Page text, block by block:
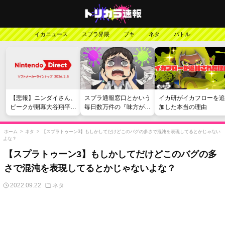
イカニュース スプラ界隈 ブキ ネタ バトル
【悲報】ニンダイさん、
ピークが開幕大谷翔平の
がっかりダイレクトだっ
たと言われてしまう
スプラ通報窓口とかいう
毎日数万件の『味方が弱
い』愚痴を読まされる苦
行
イカ研がイカフローを追
加した本当の理由
ホーム > ネタ >
【スプラトゥーン3】もしかしてだけどこのバグの多さで混沌を表現してるとかじゃない
よな？
【スプラトゥーン3】もしかしてだけどこのバグの多
さで混沌を表現してるとかじゃないよな？
2022.09.22 ネタ